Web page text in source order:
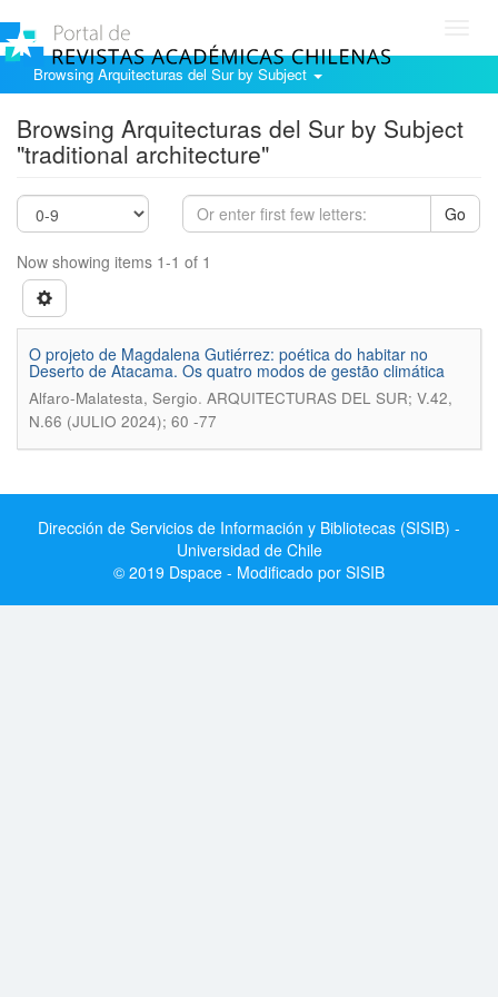
Browsing Arquitecturas del Sur by Subject
Browsing Arquitecturas del Sur by Subject
"traditional architecture"
Go
Now showing items 1-1 of 1
O projeto de Magdalena Gutiérrez: poética do habitar no
Deserto de Atacama. Os quatro modos de gestão climática
Alfaro-Malatesta, Sergio. ARQUITECTURAS DEL SUR; V.42,
N.66 (JULIO 2024); 60 -77
Dirección de Servicios de Información y Bibliotecas (SISIB) -
Universidad de Chile
© 2019 Dspace - Modificado por SISIB